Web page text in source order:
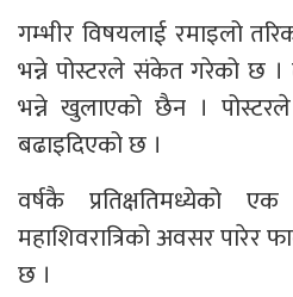
गम्भीर विषयलाई रमाइलो
भन्ने पोस्टरले संकेत गरेको छ ।
भन्ने खुलाएको छैन । पोस्टरले
बढाइदिएको छ ।
वर्षकै प्रतिक्षतिमध्येको
महाशिवरात्रिको अवसर पारेर
छ ।